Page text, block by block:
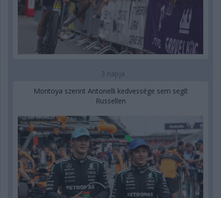
3 napja
Montoya szerint Antonelli kedvessége sem segít
Russellen